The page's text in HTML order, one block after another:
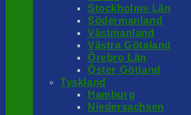
Stockholms Län
Södermanland
Västmanland
Västra Götaland
Örebro Län
Öster Götland
Tyskland
Hamburg
Niedersachsen